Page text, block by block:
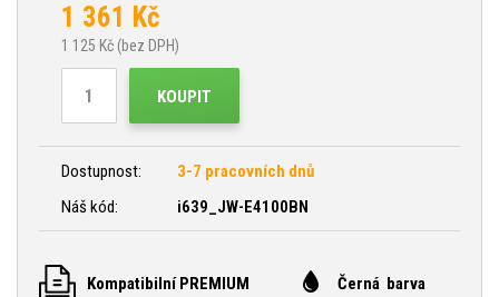
1 361 Kč
1 125 Kč (bez DPH)
KOUPIT
Dostupnost:
3-7 pracovních dnů
Náš kód:
i639_JW-E4100BN
Kompatibilní PREMIUM Černá barva